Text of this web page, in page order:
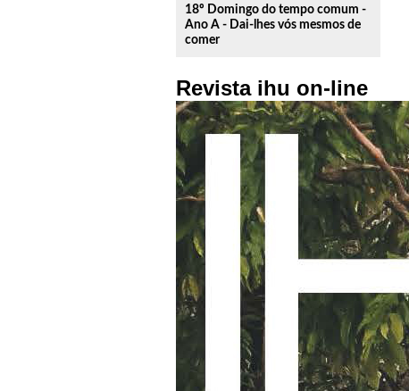
18º Domingo do tempo comum -
Ano A - Dai-lhes vós mesmos de
comer
Revista ihu on-line